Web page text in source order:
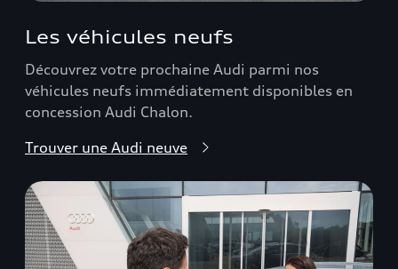
Les véhicules neufs
Découvrez votre prochaine Audi parmi nos
véhicules neufs immédiatement disponibles en
concession Audi Chalon.
Trouver une Audi neuve